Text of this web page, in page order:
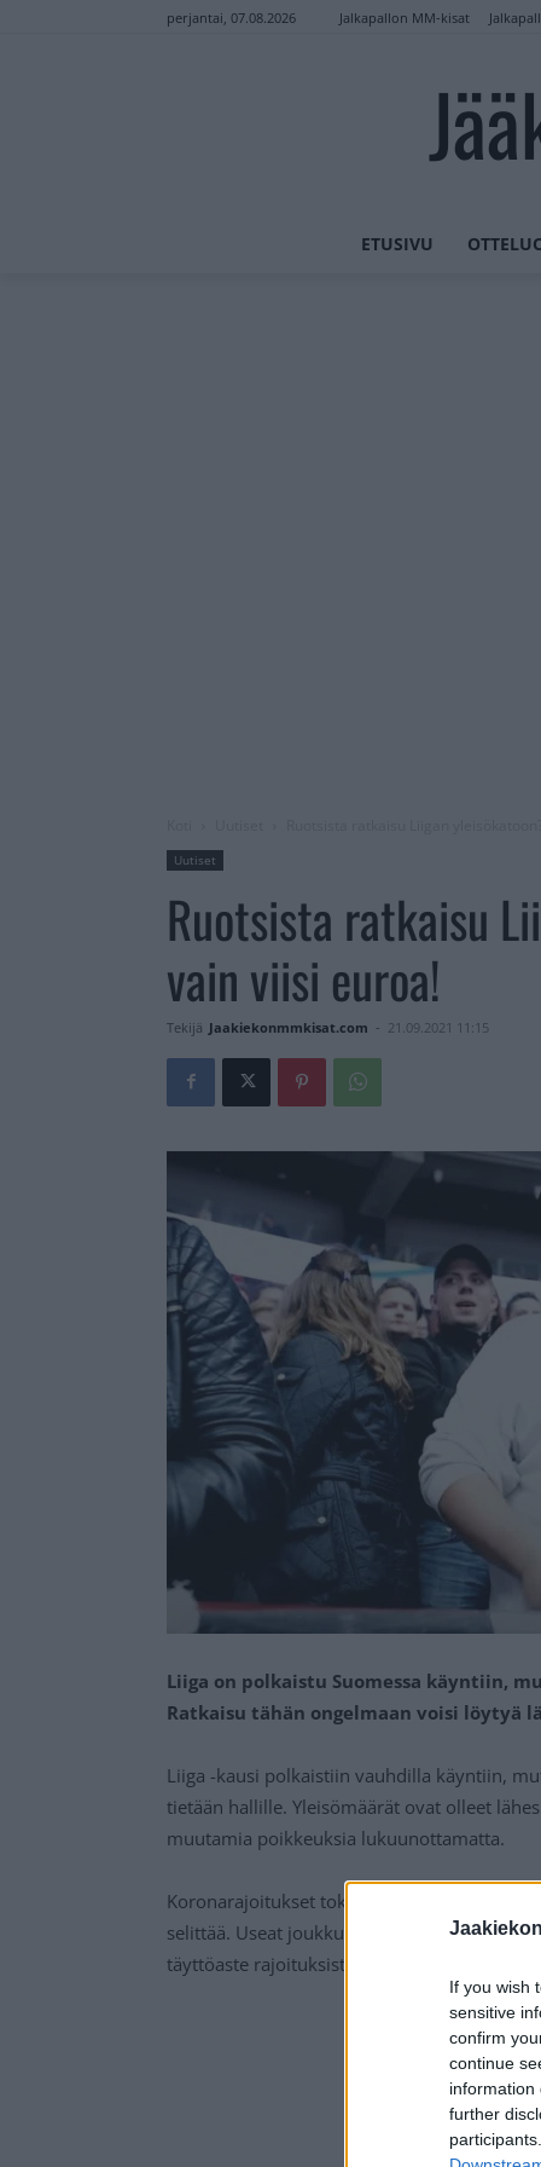
If you wish
sensitive
confirm
continue
information
further
perjantai, 07.08.2026 Jalkapallon MM-kisat
ETUSIVU
Uutiset
Ruotsista ratkaisu
vain viisi euroa!
Tekijä Jaakiekonmmkisat.com - 21.09.2021 11:15
Liiga on polkaistu Suomessa käyntiin,
Ratkaisu tähän ongelmaan voisi löytyä
Liiga -kausi polkaistiin vauhdilla käyntiin,
tietään hallille. Yleisömäärät ovat olleet
muutamia poikkeuksia lukuunottamatta.
Koronarajoitukset toki vaikuttavat
selittää. Useat joukkueet eivät ole saaneet
täyttöaste rajoituksista johtuen olisikin vain